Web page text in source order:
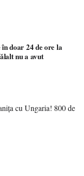
doar 24 de ore la
nu a avut